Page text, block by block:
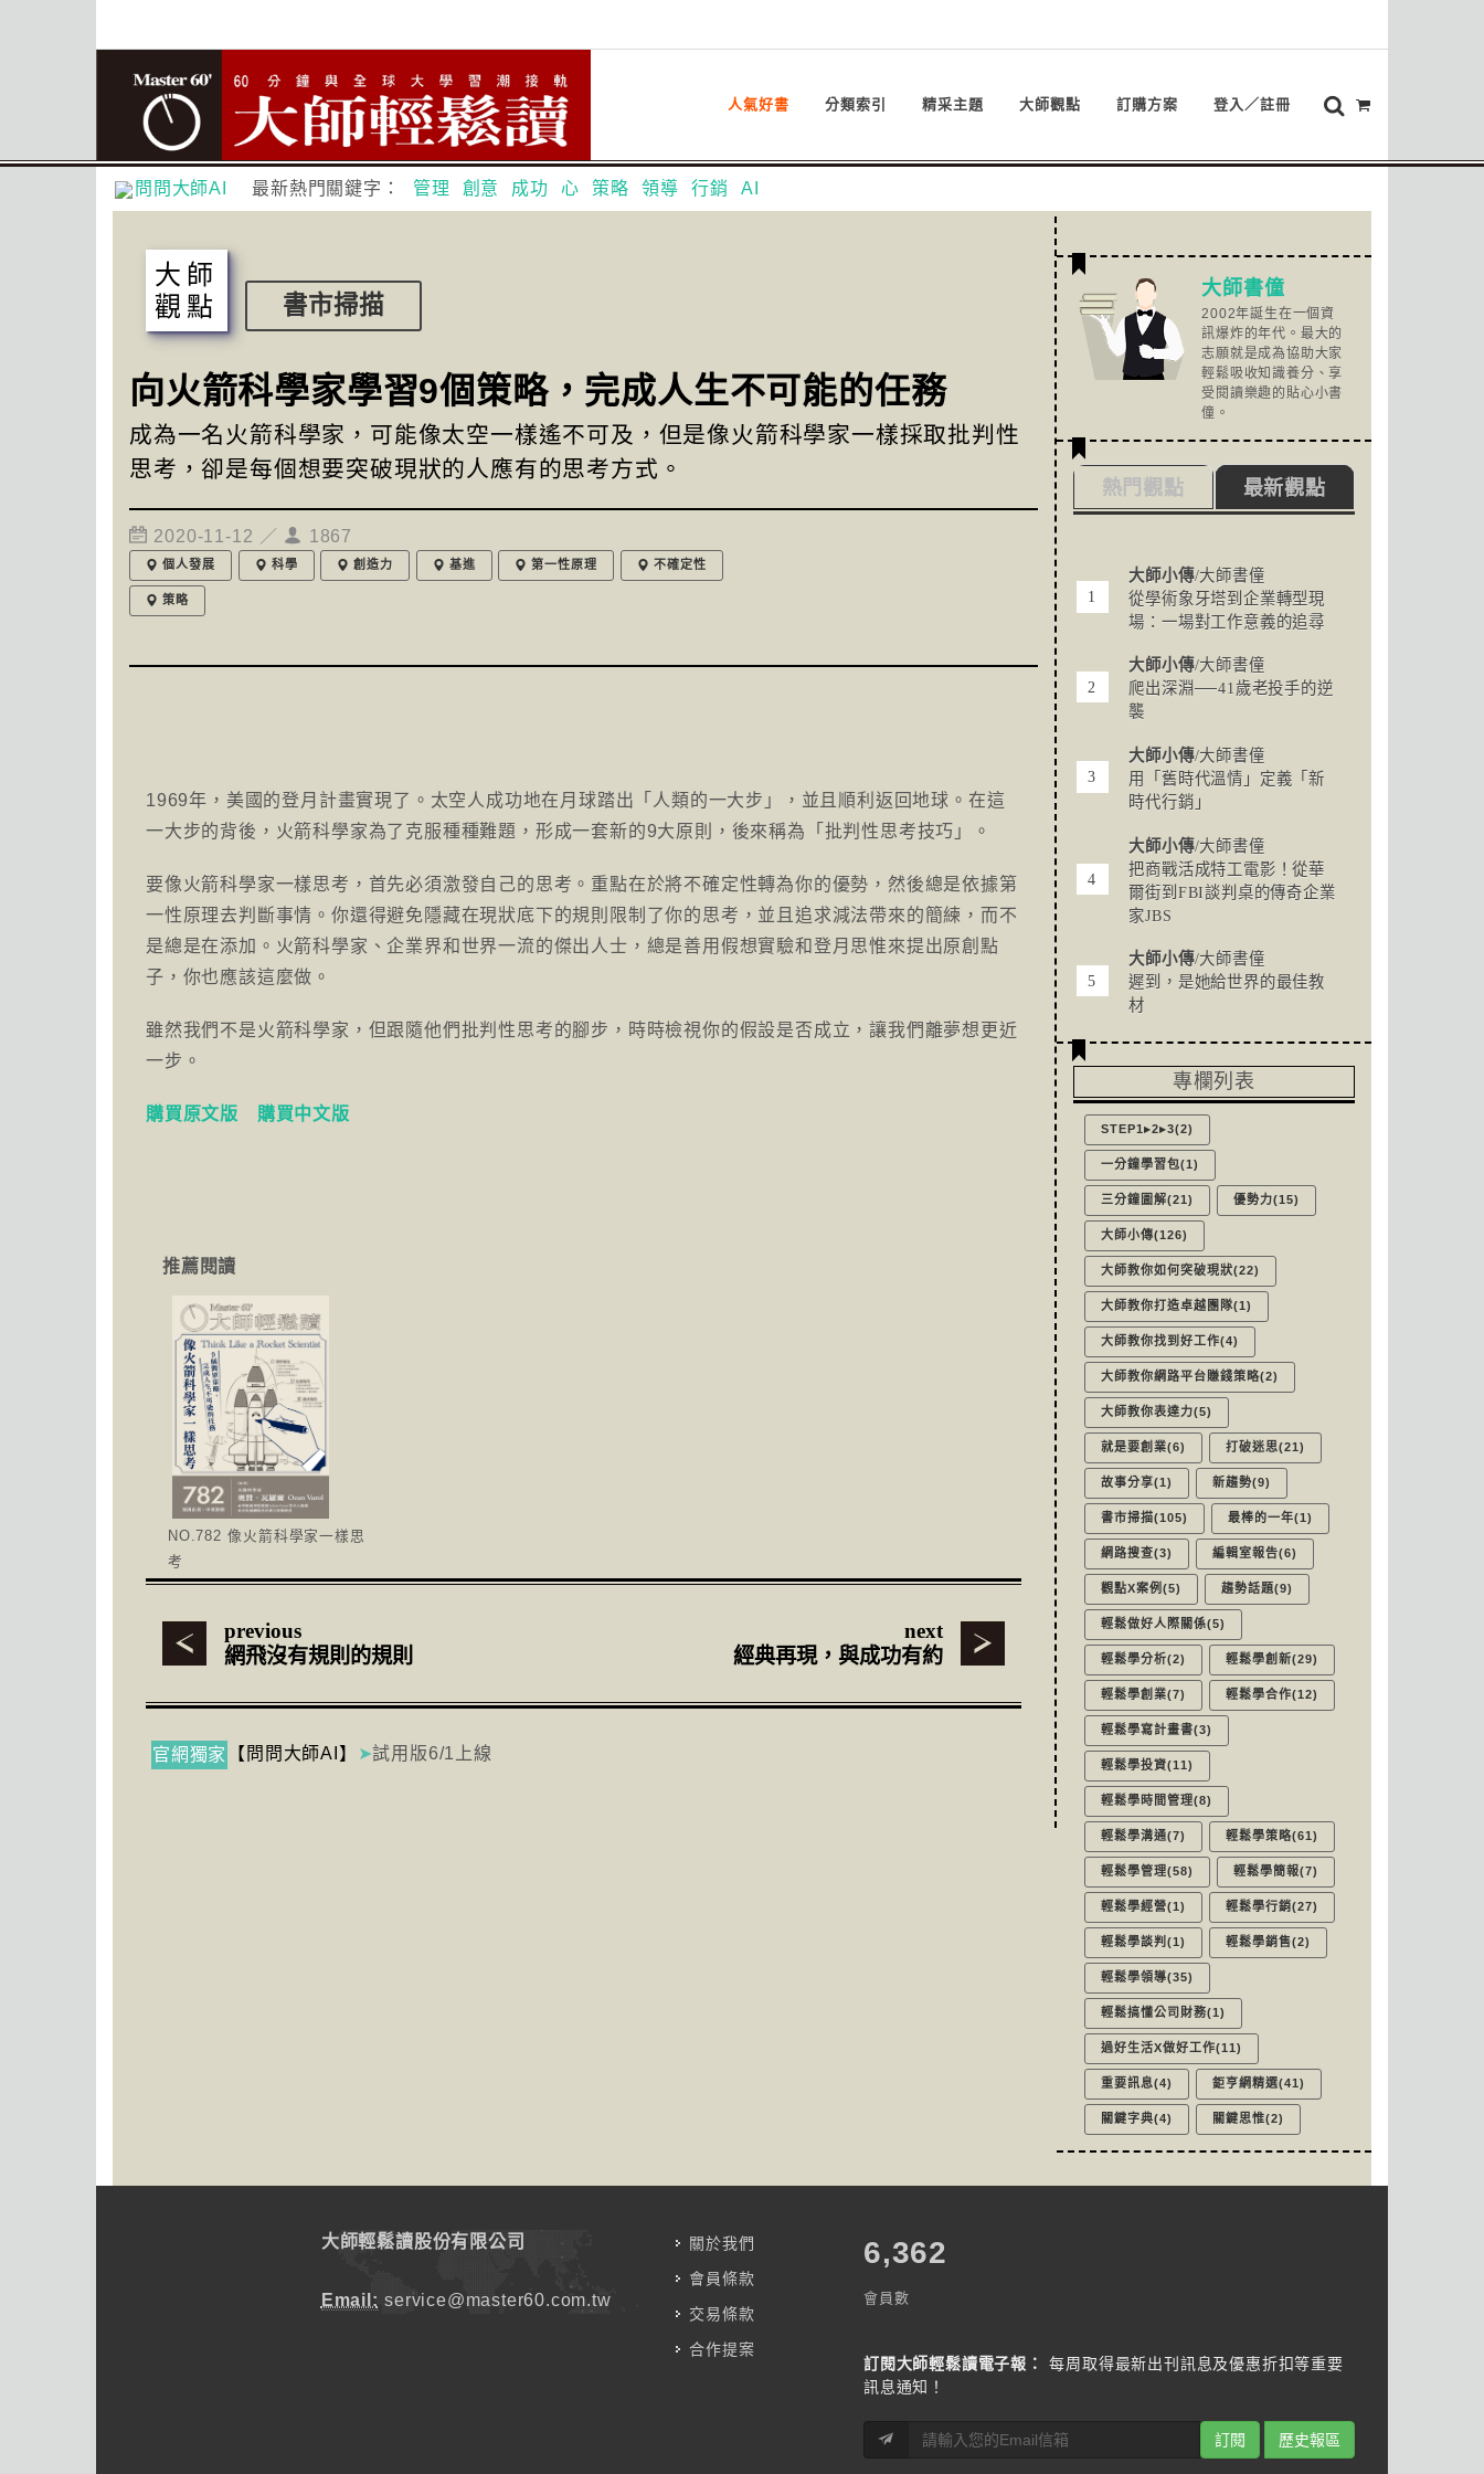
人氣好書 分類索引 精采主題 大師觀點 訂購方案 登入／註冊
問問大師AI 最新熱門關鍵字： 管理 創意 成功 心 策略 領導 行銷 AI
大師
觀點
書市掃描
向火箭科學家學習9個策略，完成人生不可能的任務
成為一名火箭科學家，可能像太空一樣遙不可及，但是像火箭科學家一樣採取批判性
思考，卻是每個想要突破現狀的人應有的思考方式。
2020-11-12 ／ 1867
個人發展 科學 創造力 基進 第一性原理 不確定性
策略
1969年，美國的登月計畫實現了。太空人成功地在月球踏出「人類的一大步」，並且順利返回地球。在這
一大步的背後，火箭科學家為了克服種種難題，形成一套新的9大原則，後來稱為「批判性思考技巧」。
要像火箭科學家一樣思考，首先必須激發自己的思考。重點在於將不確定性轉為你的優勢，然後總是依據第
一性原理去判斷事情。你還得避免隱藏在現狀底下的規則限制了你的思考，並且追求減法帶來的簡練，而不
是總是在添加。火箭科學家、企業界和世界一流的傑出人士，總是善用假想實驗和登月思惟來提出原創點
子，你也應該這麼做。
雖然我們不是火箭科學家，但跟隨他們批判性思考的腳步，時時檢視你的假設是否成立，讓我們離夢想更近
一步。
購買原文版 購買中文版
推薦閱讀
NO.782 像火箭科學家一樣思
考
previous
網飛沒有規則的規則
next
經典再現，與成功有約
官網獨家 【問問大師AI】 ➤試用版6/1上線
大師書僮
2002年誕生在一個資
訊爆炸的年代。最大的
志願就是成為協助大家
輕鬆吸收知識養分、享
受閱讀樂趣的貼心小書
僮。
最新觀點
熱門觀點
大師小傳/大師書僮
從學術象牙塔到企業轉型現
場：一場對工作意義的追尋
大師小傳/大師書僮
爬出深淵──41歲老投手的逆
襲
大師小傳/大師書僮
用「舊時代溫情」定義「新
時代行銷」
大師小傳/大師書僮
把商戰活成特工電影！從華
爾街到FBI談判桌的傳奇企業
家JBS
大師小傳/大師書僮
遲到，是她給世界的最佳教
材
專欄列表
STEP1▸2▸3(2)
一分鐘學習包(1)
三分鐘圖解(21) 優勢力(15)
大師小傳(126)
大師教你如何突破現狀(22)
大師教你打造卓越團隊(1)
大師教你找到好工作(4)
大師教你網路平台賺錢策略(2)
大師教你表達力(5)
就是要創業(6) 打破迷思(21)
故事分享(1) 新趨勢(9)
書市掃描(105) 最棒的一年(1)
網路搜查(3) 編輯室報告(6)
觀點X案例(5) 趨勢話題(9)
輕鬆做好人際關係(5)
輕鬆學分析(2) 輕鬆學創新(29)
輕鬆學創業(7) 輕鬆學合作(12)
輕鬆學寫計畫書(3)
輕鬆學投資(11)
輕鬆學時間管理(8)
輕鬆學溝通(7) 輕鬆學策略(61)
輕鬆學管理(58) 輕鬆學簡報(7)
輕鬆學經營(1) 輕鬆學行銷(27)
輕鬆學談判(1) 輕鬆學銷售(2)
輕鬆學領導(35)
輕鬆搞懂公司財務(1)
過好生活X做好工作(11)
重要訊息(4) 鉅亨網精選(41)
關鍵字典(4) 關鍵思惟(2)
大師輕鬆讀股份有限公司
Email: service@master60.com.tw
關於我們
會員條款
交易條款
合作提案
7,787
會員數
訂閱大師輕鬆讀電子報：
每周取得最新出刊訊息及優惠折扣等重要
訊息通知！
訂閱 歷史報區